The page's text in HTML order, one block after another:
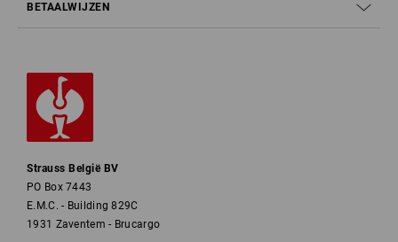
BETAALWIJZEN
Strauss België BV
PO Box 7443
E.M.C. - Building 829C
1931 Zaventem - Brucargo